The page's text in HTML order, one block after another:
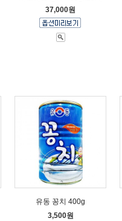
37,000원
유동 꽁치 400g
3,500원